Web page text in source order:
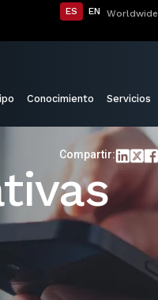
ES EN
Conocimiento Servicios
Compartir: